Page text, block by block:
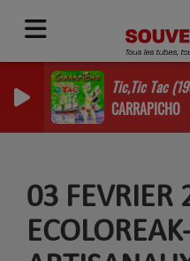
Tic,Tic Tac
CARRAPICHO
03 FEVRIER